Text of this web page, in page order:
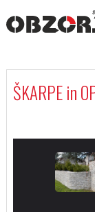
ŠKARPE in